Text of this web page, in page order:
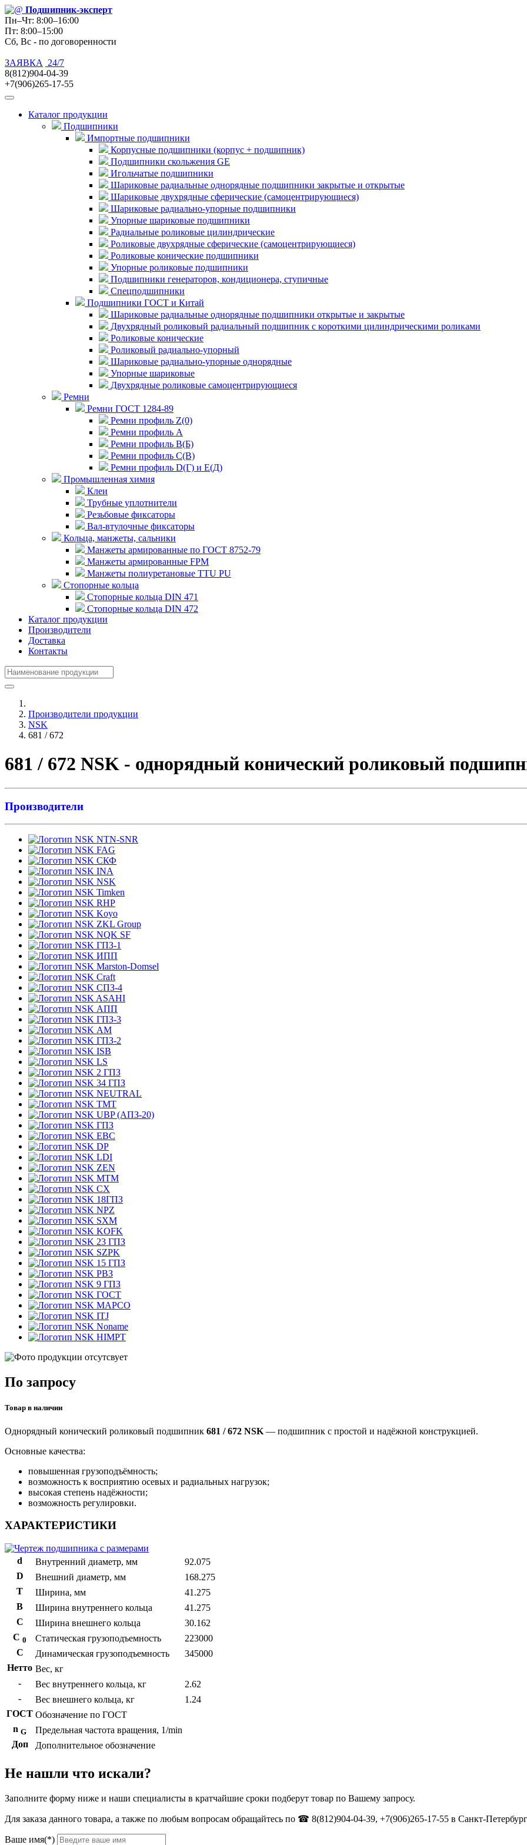
Подшипник-эксперт
Пн–Чт: 8:00–16:00
Пт: 8:00–15:00
Сб, Вс - по договоренности
ЗАЯВКА
24/7
8(812)904-04-39
+7(906)265-17-55
Каталог продукции
Подшипники
Импортные подшипники
Корпусные подшипники (корпус + подшипник)
Подшипники скольжения GE
Игольчатые подшипники
Шариковые радиальные однорядные подшипники закрытые и открытые
Шариковые двухрядные сферические (самоцентрирующиеся)
Шариковые радиально-упорные подшипники
Упорные шариковые подшипники
Радиальные роликовые цилиндрические
Роликовые двухрядные сферические (самоцентрирующиеся)
Роликовые конические подшипники
Упорные роликовые подшипники
Подшипники генераторов, кондиционера, ступичные
Спецподшипники
Подшипники ГОСТ и Китай
Шариковые радиальные однорядные подшипники открытые и закрытые
Двухрядный роликовый радиальный подшипник с короткими цилиндрическими роликами
Роликовые конические
Роликовый радиально-упорный
Шариковые радиально-упорные однорядные
Упорные шариковые
Двухрядные роликовые самоцентрирующиеся
Ремни
Ремни ГОСТ 1284-89
Ремни профиль Z(0)
Ремни профиль А
Ремни профиль В(Б)
Ремни профиль С(В)
Ремни профиль D(Г) и E(Д)
Промышленная химия
Клеи
Трубные уплотнители
Резьбовые фиксаторы
Вал-втулочные фиксаторы
Кольца, манжеты, сальники
Манжеты армированные по ГОСТ 8752-79
Манжеты армированные FPM
Манжеты полиуретановые TTU PU
Стопорные кольца
Стопорные кольца DIN 471
Стопорные кольца DIN 472
Каталог продукции
Производители
Доставка
Контакты
Производители продукции
NSK
681 / 672
681 / 672 NSK - однорядный конический роликовый
Производители
NTN-SNR
FAG
СКФ
INA
NSK
Timken
RHP
Koyo
ZKL Group
NQK SF
ГПЗ-1
ИПП
Marston-Domsel
Craft
СПЗ-4
ASAHI
АПП
ГПЗ-3
АМ
ГПЗ-2
ISB
LS
2 ГПЗ
34 ГПЗ
NEUTRAL
TMT
UBP (АПЗ-20)
ГПЗ
EBC
DP
LDI
ZEN
MTM
CX
18ГПЗ
NPZ
SXM
KOFK
23 ГПЗ
SZPK
15 ГПЗ
РВЗ
9 ГПЗ
ГОСТ
MAPCO
ITJ
Noname
HIMPT
По запросу
Товар в наличии
Однорядный конический роликовый подшипник 681 / 672 NSK — подшипник с простой и надёжной конструкцией.
Основные качества:
повышенная грузоподъёмность;
возможность к восприятию осевых и радиальных нагрузок;
высокая степень надёжности;
возможность регулировки.
ХАРАКТЕРИСТИКИ
d Внутренний диаметр, мм
92.075
D
Внешний диаметр, мм
168.275
T
Ширина, мм
41.275
B
Ширина внутреннего кольца
41.275
С
Ширина внешнего кольца
30.162
С 0 Статическая грузоподъемность
223000
C
Динамическая грузоподъемность
345000
Нетто Вес, кг
-
Вес внутреннего кольца, кг
2.62
-
Вес внешнего кольца, кг
1.24
ГОСТ Обозначение по ГОСТ
n G
Предельная частота вращения, 1/min
Доп
Дополнительное обозначение
Не нашли что искали?
Заполните форму ниже и наши специалисты в кратчайшие сроки подберут товар по Вашему запросу.
Для заказа данного товара, а также по любым вопросам обращайтесь по ☎ 8(812)904-04-39, +7(906)265-17-55 в Санкт-
Ваше имя(*)